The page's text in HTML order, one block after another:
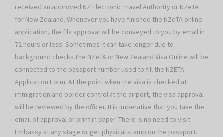
received an approved NZ Electronic Travel Authority or NZeTA
for New Zealand. Whenever you have finished the NZeTA online
application, the fila approval will be conveyed to you by email in
72 hours or less. Sometimes it can take longer due to
background checks.The NZeTA or New Zealand Visa Online will be
connected to the passport number used to fill the NZETA
Application Form. At the point when the visa is checked at
immigration and border control at the airport, the visa approval
will be reviewed by the officer. It is imperative that you take the
email of approval or print in paper. There is no need to visit
Embassy at any stage or get physical stamp on the passport.